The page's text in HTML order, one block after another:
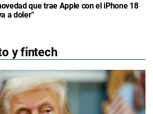
que trae Apple con el iPhone 18
a doler"
y fintech